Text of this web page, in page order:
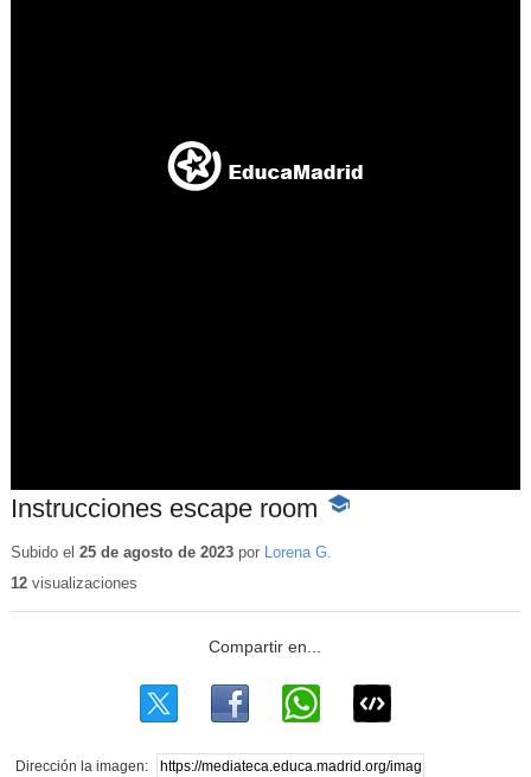
Instrucciones escape room
-
educativo
Subido el 25 de agosto de 2023por
Lorena G.
12visualizaciones
Dirección la imagen: